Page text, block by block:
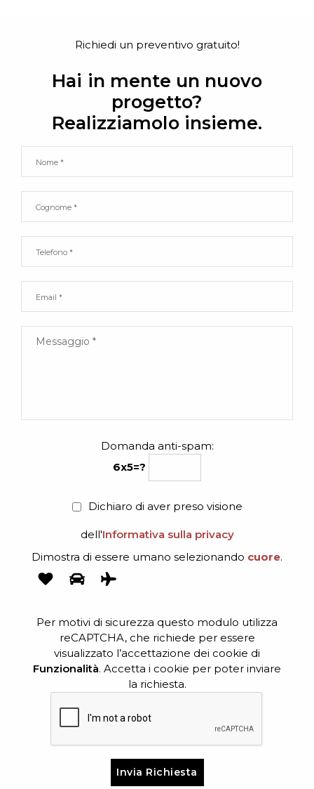
Richiedi un preventivo gratuito!
Hai in mente un nuovo
progetto?
Realizziamolo insieme.
Domanda anti-spam:
6x5=?
Dichiaro di aver preso visione
dell'Informativa sulla privacy
Dimostra di essere umano selezionando cuore.
Per motivi di sicurezza questo modulo utilizza
reCAPTCHA, che richiede per essere
visualizzato l’accettazione dei cookie di
Funzionalità. Accetta i cookie per poter inviare
la richiesta.